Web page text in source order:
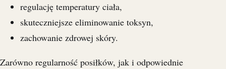
regulację temperatury ciała,
skuteczniejsze eliminowanie toksyn,
zachowanie zdrowej skóry.
Zarówno regularność posiłków, jak i odpowiednie